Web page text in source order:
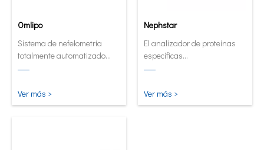
Omlipo
Sistema de nefelometría
totalmente automatizado
para laboratorios de
medio a alto.
Ver más >
Nephstar
El analizador de proteínas
específicas
semiautomatizado más
Ver más >